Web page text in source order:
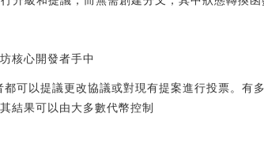
核心開發者手中
可以提議更改協議或對現有提案進行投票。有
結果可以由大多數代幣控制